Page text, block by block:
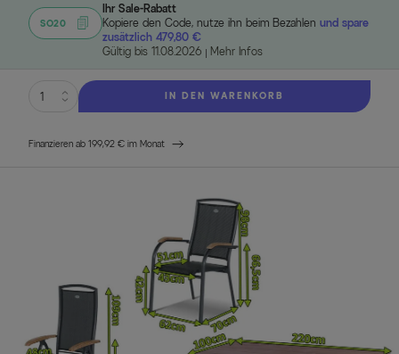
SO20
Ihr Sale-Rabatt
Kopiere den Code, nutze ihn beim Bezahlen und spare
zusätzlich 479,80 €
Gültig bis 11.08.2026
Mehr Infos
IN DEN WARENKORB
Finanzieren ab 199,92 € im Monat